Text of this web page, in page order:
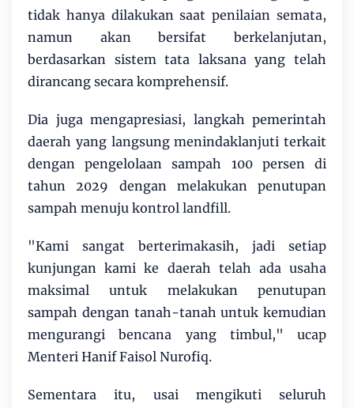
tidak hanya dilakukan saat penilaian semata,
namun akan bersifat berkelanjutan,
berdasarkan sistem tata laksana yang telah
dirancang secara komprehensif.
Dia juga mengapresiasi, langkah pemerintah
daerah yang langsung menindaklanjuti terkait
dengan pengelolaan sampah 100 persen di
tahun 2029 dengan melakukan penutupan
sampah menuju kontrol landfill.
"Kami sangat berterimakasih, jadi setiap
kunjungan kami ke daerah telah ada usaha
maksimal untuk melakukan penutupan
sampah dengan tanah-tanah untuk kemudian
mengurangi bencana yang timbul," ucap
Menteri Hanif Faisol Nurofiq.
Sementara itu, usai mengikuti seluruh